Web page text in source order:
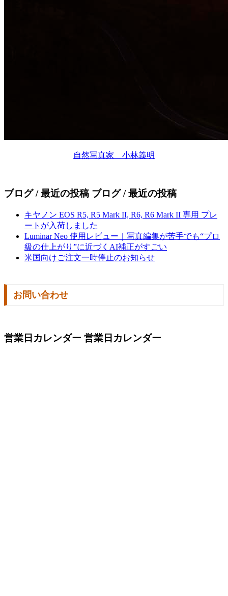
自然写真家 小林義明
ブログ / 最近の投稿 ブログ / 最近の投稿
キヤノン EOS R5, R5 Mark II, R6, R6 Mark II 専用 プレ
ートが入荷しました
Luminar Neo 使用レビュー｜写真編集が苦手でも“プロ
級の仕上がり”に近づくAI補正がすごい
米国向けご注文一時停止のお知らせ
お問い合わせ
営業日カレンダー 営業日カレンダー